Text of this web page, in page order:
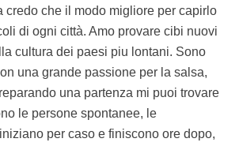
credo che il modo migliore per capirlo
di ogni città. Amo provare cibi nuovi
cultura dei paesi piu lontani. Sono
una grande passione per la salsa,
una partenza mi puoi trovare
le persone spontanee, le
per caso e finiscono ore dopo,